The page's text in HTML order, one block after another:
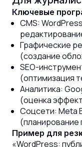
Ключевые
CMS:
Графические
(создание
SEO-
(оптимизация
Аналитика:
(оценка
Соцсети: Meta
(планирование
Пример для
«WordPress: